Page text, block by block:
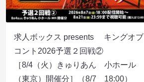
求人ボックス presents キングオブ
コント2026予選２回戦②
［8/4（火）きゅりあん 小ホール
（東京）開催分］（8/7 18:00）